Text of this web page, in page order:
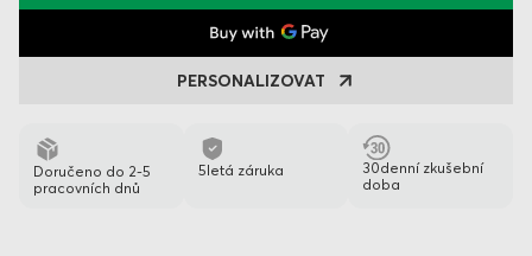
PERSONALIZOVAT
Doručeno do 2-5
pracovních dnů
5letá záruka
30denní zkušební
doba